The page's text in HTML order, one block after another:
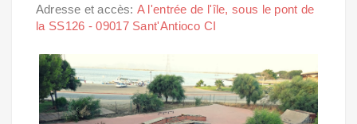
Adresse et accès: A l'entrée de l'île, sous le pont de
la SS126 -09017 Sant'Antioco CI